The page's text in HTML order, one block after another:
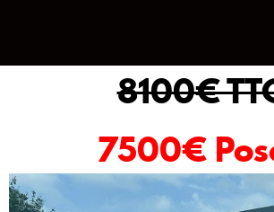
8100€
7500€